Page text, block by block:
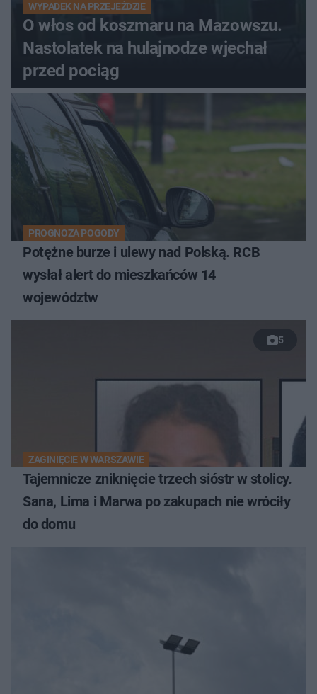
WYPADEK NA PRZEJEŹDZIE
O włos od koszmaru na Mazowszu.
Nastolatek na hulajnodze wjechał
przed pociąg
PROGNOZA POGODY
Potężne burze i ulewy nad Polską. RCB
wysłał alert do mieszkańców 14
województw
5
ZAGINIĘCIE W WARSZAWIE
Tajemnicze zniknięcie trzech sióstr w stolicy.
Sana, Lima i Marwa po zakupach nie wróciły
do domu